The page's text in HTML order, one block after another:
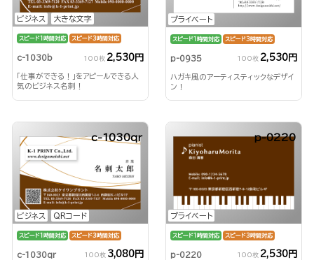
ビジネス 大きな文字
スピード1時間対応 スピード3時間対応
c-1030b 100枚 2,530円
「仕事ができる！」をアピールできる人
気のビジネス名刺！
プライベート
スピード1時間対応 スピード3時間対応
p-0935 100枚 2,530円
ハガキ風のアーティスティックなデザイ
ン！
ビジネス QRコード
c-1030qr
スピード1時間対応 スピード3時間対応
c-1030qr 100枚 3,080円
プライベート
p-0220
スピード1時間対応 スピード3時間対応
p-0220 100枚 2,530円